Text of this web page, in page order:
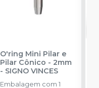
O'ring Mini Pilar e
Pilar Cônico - 2mm
- SIGNO VINCES
Embalagem com 1